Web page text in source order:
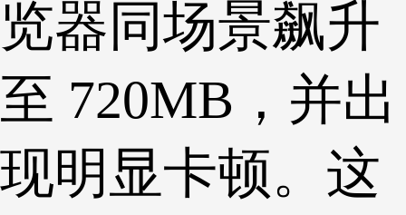
览器同场景飙升
至 720MB，并出
现明显卡顿。这